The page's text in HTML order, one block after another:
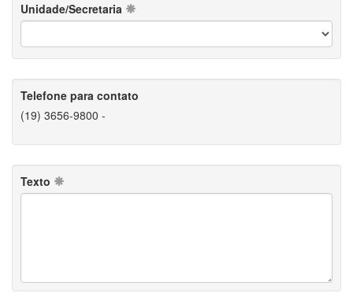
Unidade/Secretaria
Telefone para contato
(19) 3656-9800 -
Texto